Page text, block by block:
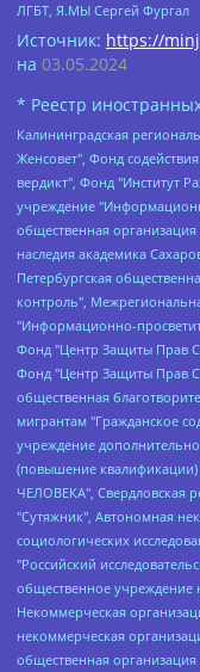
ЛГБТ, Я.МЫ Сергей Фургал
Источник: https://
на 03.05.2024
* Реестр
Калининградская региональная общественная организация "Экозащита!-Женсовет", Фонд содействия защите прав и свобод граждан "Общественный вердикт", Фонд "Институт Развития Свободы Информации", Частное учреждение "Информационное агентство МЕМО. РУ", Региональная общественная организация "Общественная комиссия по сохранению наследия академика Сахарова", Фонд поддержки свободы прессы, Санкт-Петербургская общественная правозащитная организация "Гражданский контроль", Межрегиональная общественная организация "Информационно-просветительский центр "Мемориал", Региональный Фонд "Центр Защиты Прав Средств Массовой Информации", с 05.12.2023 Фонд "Центр Защиты Прав Средств массовой информации", Региональная общественная благотворительная организация помощи беженцам и мигрантам "Гражданское содействие", Негосударственное образовательное учреждение дополнительного профессионального образования (повышение квалификации) специалистов "АКАДЕМИЯ ПО ПРАВАМ ЧЕЛОВЕКА", Свердловская региональная общественная организация "Сутяжник", Автономная некоммерческая организация "Центр независимых социологических исследований", Союз общественных объединений "Российский исследовательский центр по правам человека", Региональное общественное учреждение научно-информационный центр "МЕМОРИАЛ", Некоммерческая организация "Фонд защиты гласности", Автономная некоммерческая организация "Институт прав человека", Городская общественная организация "Екатеринбургское общество "МЕМОРИАЛ", Городская общественная организация "Рязанское историко-просветительское и правозащитное общество "Мемориал" (Рязанский Мемориал), Челябинский региональный орган общественной самодеятельности – женское общественное объединение "Женщины Евразии", Челябинский региональный орган общественной самодеятельности "Уральская правозащитная группа", Фонд содействия защите здоровья и социальной справедливости имени Андрея Рылькова, Автономная Некоммерческая Организация "Аналитический Центр Юрия Левады", Автономная некоммерческая организация социальной поддержки населения "Проект Апрель", Региональная общественная организация помощи женщинам и детям, находящимся в кризисной ситуации "Информационно-методический центр "Анна", Фонд содействия развитию массовых коммуникаций и правовому просвещению "Так-так-Так", Фонд содействия устойчивому развитию "Серебряная тайга", Свердловский региональный общественный фонд социальных проектов "Новое время", "Idel.Реалии", Кавказ.Реалии, Крым.Реалии, Телеканал Настоящее Время, Татаро-башкирская служба Радио Свобода (Azatliq Radiosi), Радио Свободная Европа/Радио Свобода (PCE/PC), "Сибирь.Реалии", "Фактограф", Благотворительный фонд помощи осужденным и их семьям, Автономная некоммерческая организация "Институт глобализации и социальных движений", Фонд "В защиту прав заключенных", Частное учреждение "Центр поддержки и содействия развитию средств массовой информации", Пензенский региональный общественный благотворительный фонд "Гражданский союз", "Север.Реалии", Некоммерческая организация Фонд "Правовая инициатива", Общество с ограниченной ответственностью "Радио Свободная Европа/Радио Свобода", Чешское информационное агентство "MEDIUM-ORIENT", Красноярская региональная общественная организация "Мы против СПИДа", Камалягин Денис Николаевич, Маркелов Сергей Евгеньевич, Пономарев Лев Александрович, Савицкая Людмила Алексеевна, Автономная некоммерческая организация "Центр по работе с проблемой насилия "НАСИЛИЮ.НЕТ", Межрегиональный профессиональный союз работников здравоохранения "Альянс врачей", Юридическое лицо, зарегистрированное в Латвийской Республике, SIA "Medusa Project" (регистрационный номер 40103797863, дата регистрации 10.06.2014), Некоммерческая